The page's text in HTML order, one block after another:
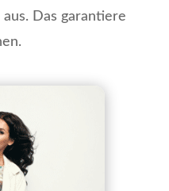
Das garantiere